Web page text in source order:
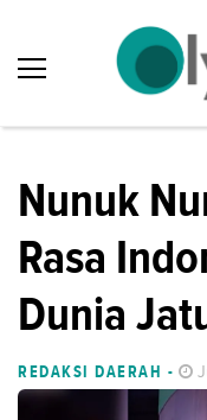
Nunuk
Rasa
Dunia
REDAKSI DAERAH -